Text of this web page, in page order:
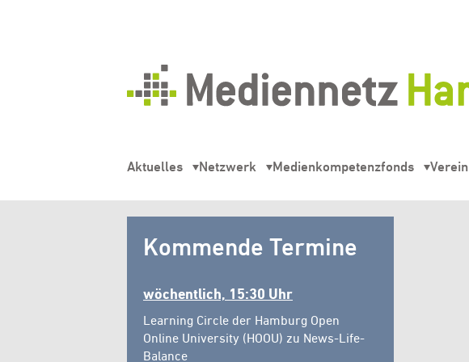
Aktuelles Netzwerk Medienkompetenzfonds Verein
Mediennetz
Hamburg
Kommende Termine
wöchentlich, 15:30 Uhr
Learning Circle der Hamburg Open
Online University (HOOU) zu News-Life-
Balance